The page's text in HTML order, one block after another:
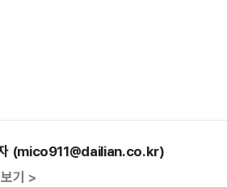
(mico911@dailian.co.kr)
기 >